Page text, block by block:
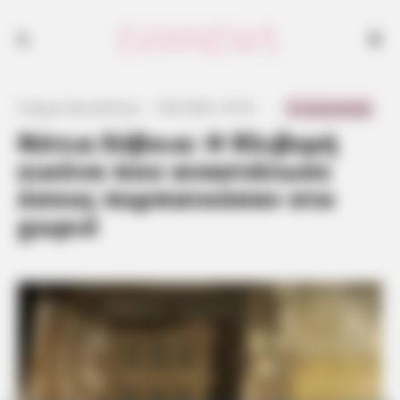
Νότια Εύβοια: Η θλιβερή
εικόνα που αναστάτωσε
όσους περπατούσαν στο
χωριό